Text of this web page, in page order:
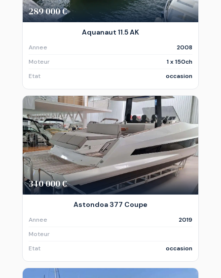
289 000 €
Aquanaut 11.5 AK
Annee
2008
Moteur
1 x 150ch
Etat
occasion
340 000 €
Astondoa 377 Coupe
Annee
2019
Moteur
Etat
occasion